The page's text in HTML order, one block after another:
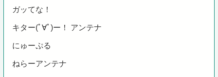
ガッてな！
キター(ﾟ∀ﾟ)ー！ アンテナ
にゅーぷる
ねらーアンテナ